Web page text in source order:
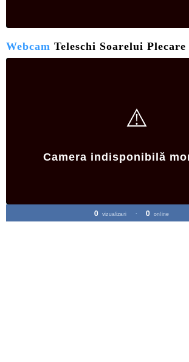
Webcam Teleschi Soarelui Plecare
⚠️
Camera indisponibilă
0 vizualizari • 0 online